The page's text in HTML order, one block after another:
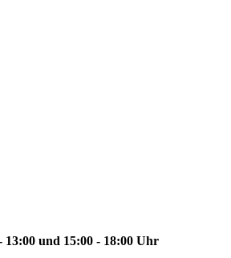
13:00 und 15:00 - 18:00 Uhr